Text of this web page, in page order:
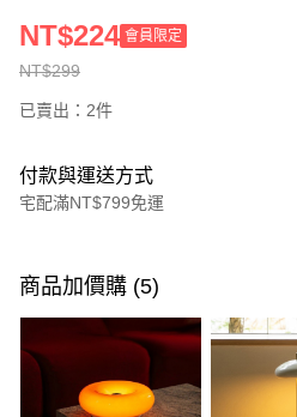
NT$299
NT$224 會員限定
已賣出：2件
付款與運送方式
宅配滿NT$799免運
信用卡一次付款
信用卡分期付款
3 期 0 利率 每期
合作金庫商業銀行
6 期 0 利率 每期NT$49
商品加價購 (5)